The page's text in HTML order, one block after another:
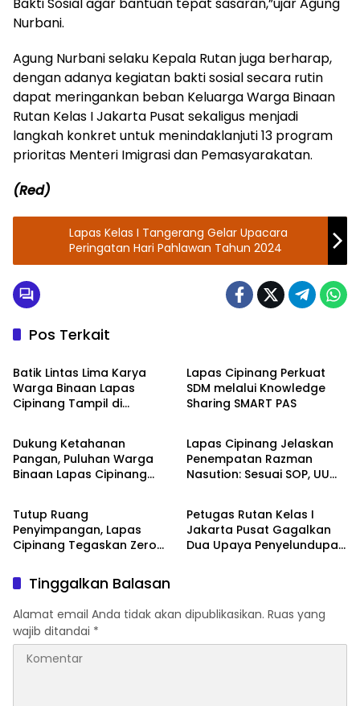
Nurbani.
Agung Nurbani selaku Kepala Rutan juga berharap,
dengan adanya kegiatan bakti sosial secara rutin
dapat meringankan beban Keluarga Warga Binaan
Rutan Kelas I Jakarta Pusat sekaligus menjadi
langkah konkret untuk menindaklanjuti 13 program
prioritas Menteri Imigrasi dan Pemasyarakatan.
(Red)
Lapas Kelas I Tangerang Gelar Upacara
Peringatan Hari Pahlawan Tahun 2024
Pos Terkait
Lapas dan Rutan
Batik Lintas Lima Karya
Warga Binaan Lapas
Cipinang Tampil di
Kesempatan Kedua
Lapas Cipinang Perkuat
SDM melalui Knowledge
Sharing SMART PAS
Lapas dan Rutan
Dukung Ketahanan
Pangan, Puluhan Warga
Binaan Lapas Cipinang
Lapas dan Rutan
Lapas Cipinang Jelaskan
Penempatan Razman
Nasution: Sesuai SOP, UU
Lapas dan Rutan
Tutup Ruang
Penyimpangan, Lapas
Cipinang Tegaskan Zero
penipuan serta Seluruh
Layanan Integrasi Bebas
Biaya
Lapas dan Rutan
Petugas Rutan Kelas I
Jakarta Pusat Gagalkan
Dua Upaya Penyelundupan
Tinggalkan Balasan
Alamat email Anda tidak akan dipublikasikan. Ruas yang
wajib ditandai *